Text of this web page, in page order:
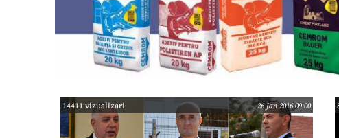
14411 vizualizari 26 Jan 2016 09:00